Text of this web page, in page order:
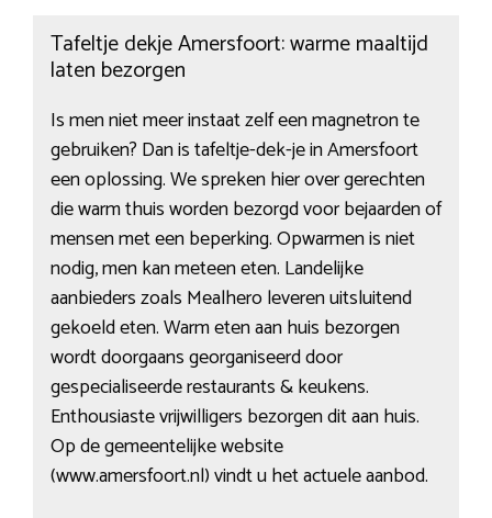
Tafeltje dekje Amersfoort: warme maaltijd
laten bezorgen
Is men niet meer instaat zelf een magnetron te
gebruiken? Dan is tafeltje-dek-je in Amersfoort
een oplossing. We spreken hier over gerechten
die warm thuis worden bezorgd voor bejaarden of
mensen met een beperking. Opwarmen is niet
nodig, men kan meteen eten. Landelijke
aanbieders zoals Mealhero leveren uitsluitend
gekoeld eten. Warm eten aan huis bezorgen
wordt doorgaans georganiseerd door
gespecialiseerde restaurants & keukens.
Enthousiaste vrijwilligers bezorgen dit aan huis.
Op de gemeentelijke website
(www.amersfoort.nl) vindt u het actuele aanbod.